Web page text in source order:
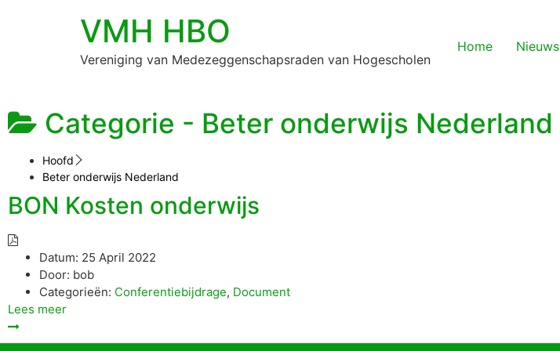
VMH HBO
Vereniging van Medezeggenschapsraden van Hogescholen
Home Nieuws
Categorie - Beter onderwijs Nederland
Hoofd
Beter onderwijs Nederland
BON Kosten onderwijs
Datum: 25 April 2022
Door: bob
Categorieën: Conferentiebijdrage, Document
Lees meer